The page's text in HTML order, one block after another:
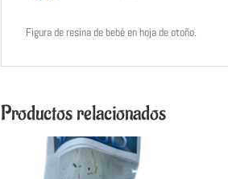
Figura de resina de bebé en hoja de otoño.
Productos relacionados